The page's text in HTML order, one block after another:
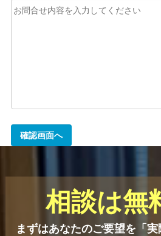
相談は無
まずはあなたのご要望を「実